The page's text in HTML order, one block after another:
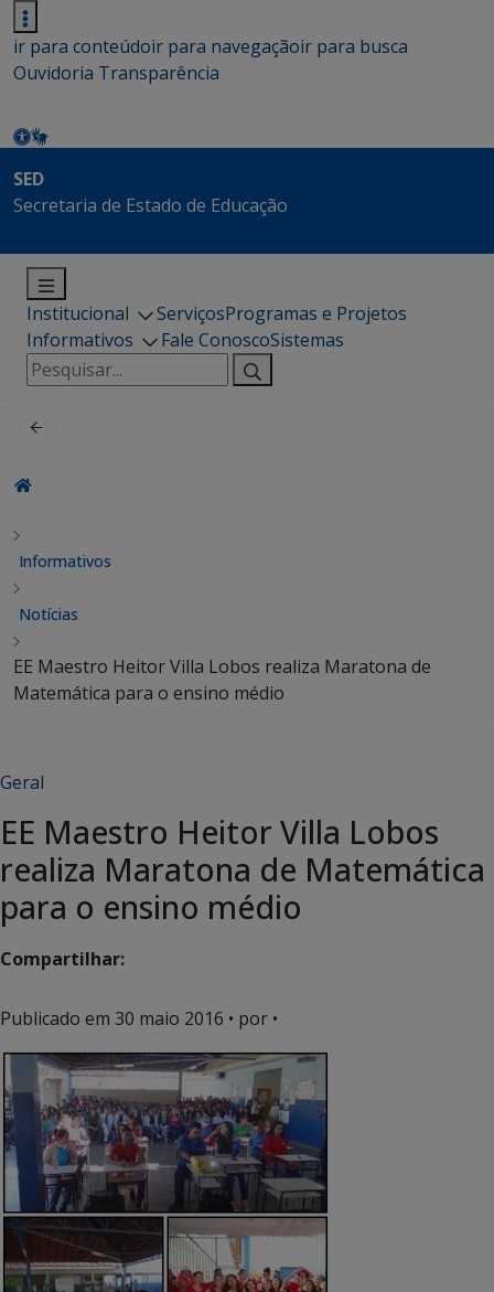
ir para conteúdoir para navegaçãoir para busca
Ouvidoria Transparência
SED
Secretaria de Estado de Educação
Institucional ServiçosProgramas e Projetos
Informativos
Fale ConoscoSistemas
Pesquisar
por:
Informativos
Notícias
EE Maestro Heitor Villa Lobos realiza Maratona de
Matemática para o ensino médio
Geral
EE Maestro Heitor Villa Lobos
realiza Maratona de Matemática
para o ensino médio
Compartilhar:
Publicado em 30 maio 2016 • por •